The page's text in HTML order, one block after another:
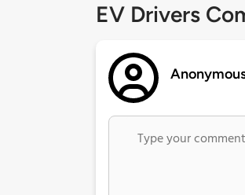
EV Drivers